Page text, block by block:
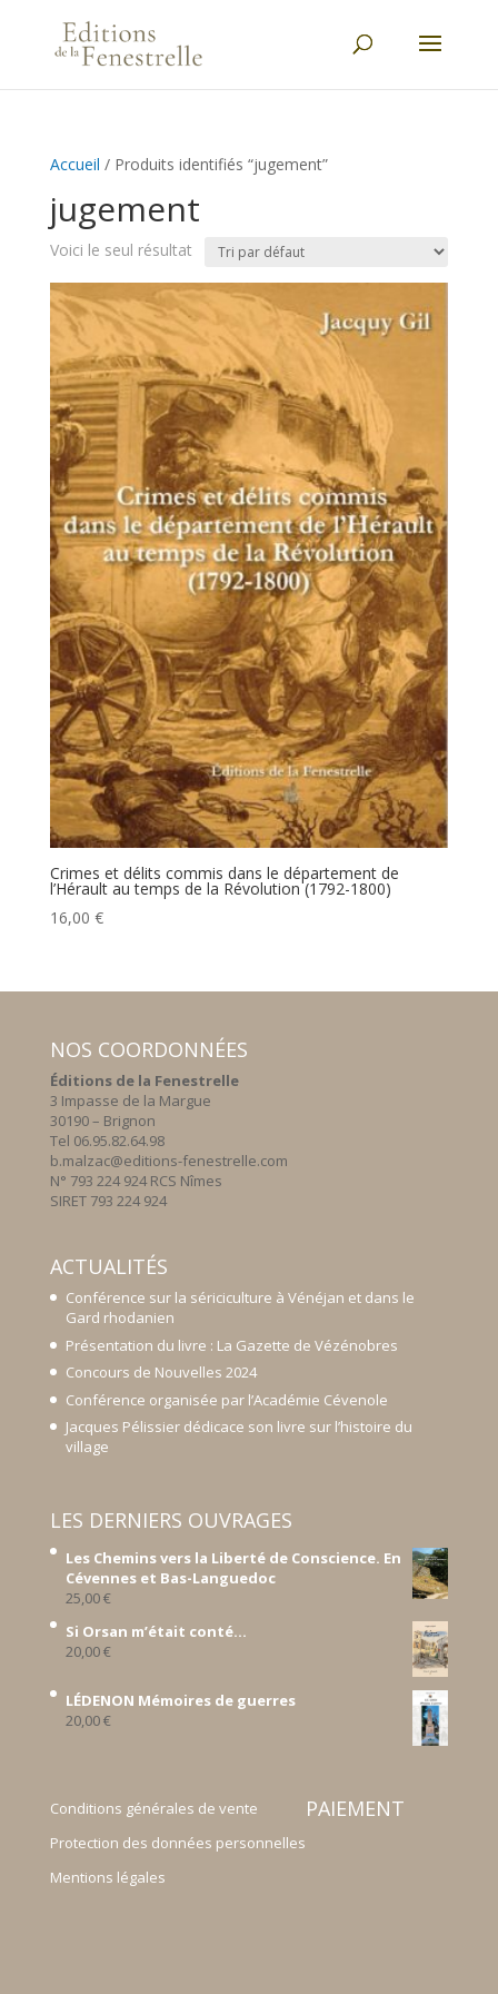
Accueil / Produits identifiés “jugement”
jugement
Voici le seul résultat
Crimes et délits commis dans le département de
l’Hérault au temps de la Révolution (1792-1800)
16,00 €
NOS COORDONNÉES
Éditions de la Fenestrelle
3 Impasse de la Margue
30190 – Brignon
Tel 06.95.82.64.98
b.malzac@editions-fenestrelle.com
N° 793 224 924 RCS Nîmes
SIRET 793 224 924
ACTUALITÉS
Conférence sur la sériciculture à Vénéjan et dans le
Gard rhodanien
Présentation du livre : La Gazette de Vézénobres
Concours de Nouvelles 2024
Conférence organisée par l’Académie Cévenole
Jacques Pélissier dédicace son livre sur l’histoire du
village
LES DERNIERS OUVRAGES
Les Chemins vers la Liberté de Conscience. En
Cévennes et Bas-Languedoc
25,00€
Si Orsan m’était conté...
20,00€
LÉDENON Mémoires de guerres
20,00€
Conditions générales de vente
Protection des données personnelles
Mentions légales
PAIEMENT